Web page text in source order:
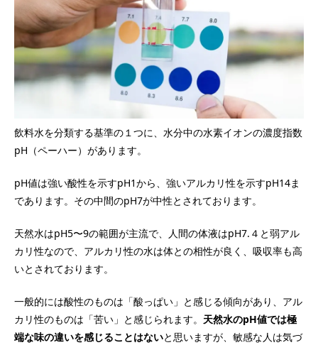
飲料水を分類する基準の１つに、水分中の水素イオンの濃度指数
pH（ペーハー）があります。
pH値は強い酸性を示すpH1から、強いアルカリ性を示すpH14ま
であります。その中間のpH7が中性とされております。
天然水はpH5〜9の範囲が主流で、人間の体液はpH7.４と弱アル
カリ性なので、アルカリ性の水は体との相性が良く、吸収率も高
いとされております。
一般的には酸性のものは「酸っぱい」と感じる傾向があり、アル
カリ性のものは「苦い」と感じられます。 天然水のpH値では極
端な味の違いを感じることはないと思いますが、敏感な人は気づ